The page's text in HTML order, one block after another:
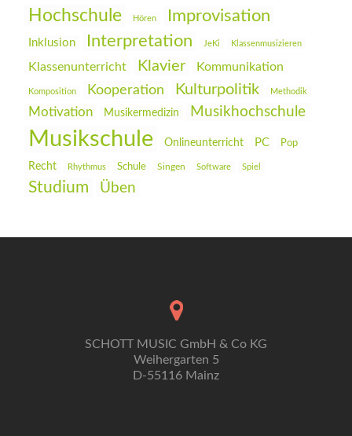
Hochschule Hören Improvisation
Inklusion Interpretation JeKi Klassenmusizieren
Klassenunterricht Klavier Kommunikation
Komposition Kooperation Kulturpolitik Methodik
Motivation Musikermedizin Musikhochschule
Musikschule Onlineunterricht PC Pop
Recht Rhythmus Schule Singen Software Spiel
Studium Üben
SCHOTT MUSIC GmbH & Co KG
Weihergarten 5
D-55116 Mainz